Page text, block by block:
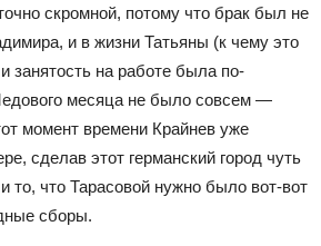
скромной, потому что брак был не
и в жизни Татьяны (к чему это
занятость на работе была по-
месяца не было совсем —
момент времени Крайнев уже
сделав этот германский город чуть
то, что Тарасовой нужно было вот-вот
сборы.